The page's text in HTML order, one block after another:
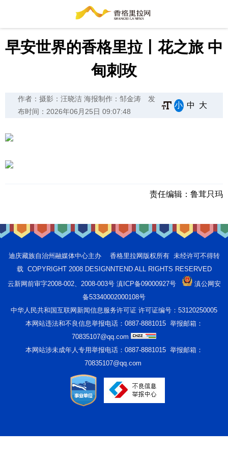
早安世界的香格里拉丨花之旅 中
甸刺玫
作者：摄影：汪晓洁 海报制作：邹金涛
发
布时间：2026年06月25日 09:07:48
小 中 大
责任编辑： 鲁茸只玛
迪庆藏族自治州融媒体中心主办 香格里拉网版权所有 未经许可不得转
载 COPYRIGHT 2008 DESIGNNTEND ALL RIGHTS RESERVED
云新网前审字2008-002、2008-003号 滇ICP备09000927号
滇公网安
备53340002000108号
中华人民共和国互联网新闻信息服务许可证 许可证编号：53120250005
本网站违法和不良信息举报电话：0887-8881015 举报邮箱：
70835107@qq.com
本网站涉未成年人专用举报电话：0887-8881015 举报邮箱：
70835107@qq.com